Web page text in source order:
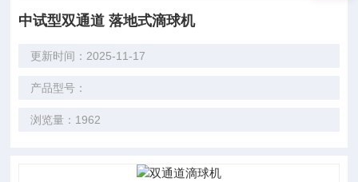
中试型双通道 落地式滴球机
更新时间：2025-11-17
产品型号：
浏览量：1962